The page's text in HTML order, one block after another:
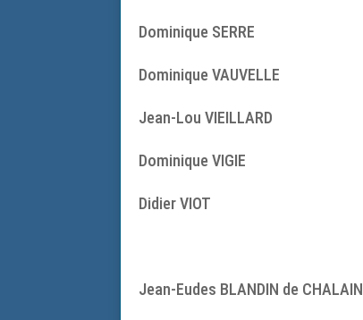
Dominique SERRE
Dominique VAUVELLE
Jean-Lou VIEILLARD
Dominique VIGIE
Didier VIOT
Jean-Eudes BLANDIN de CHALAIN